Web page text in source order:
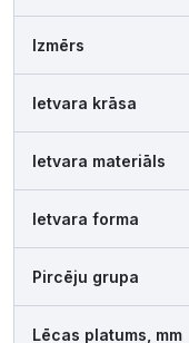
Izmērs
Ietvara krāsa
Ietvara materiāls
Ietvara forma
Pircēju grupa
Lēcas platums, mm